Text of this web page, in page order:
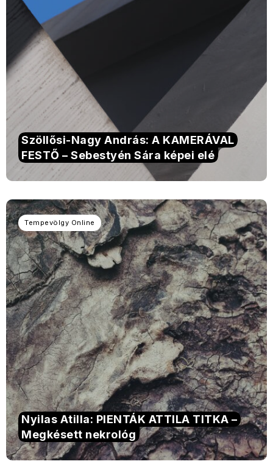
Szöllősi-Nagy András: A KAMERÁVAL
FESTŐ – Sebestyén Sára képei elé
Tempevölgy Online
Nyilas Atilla: PIENTÁK ATTILA TITKA –
Megkésett nekrológ